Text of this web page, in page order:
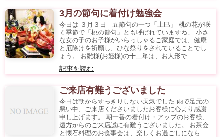
3月の節句に着付け勉強会
今日は ３月３日 五節句の一つ「上巳」 桃の花が咲
く季節で「桃の節句」とも呼ばれていますね。 小さ
な女の子のお子様がいらっしゃるご家庭では、健康
と厄除けを祈願し、ひな祭りをされていることでし
ょう。 お雛様(お姫様)の十二単は、お人形で...
記事を読む
ご来店有難うございました
今日は朝からすっきりしない天気でした 雨で足元の
悪い中、ご来店くださいましたお客様に心より感謝
申し上げます。 朝一番の着付け・アップのお客様、
遠方からのご来店誠に有難うございました。 お茶会
と懐石料理のお食事会は、楽しくお過ごしになら...